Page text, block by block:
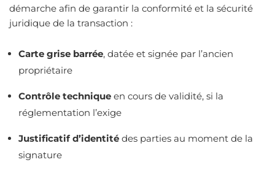
démarche afin de garantir la conformité et la sécurité
juridique de la transaction :
Carte grise barrée, datée et signée par l’ancien
propriétaire
Contrôle technique en cours de validité, si la
réglementation l’exige
Justificatif d’identité des parties au moment de la
signature